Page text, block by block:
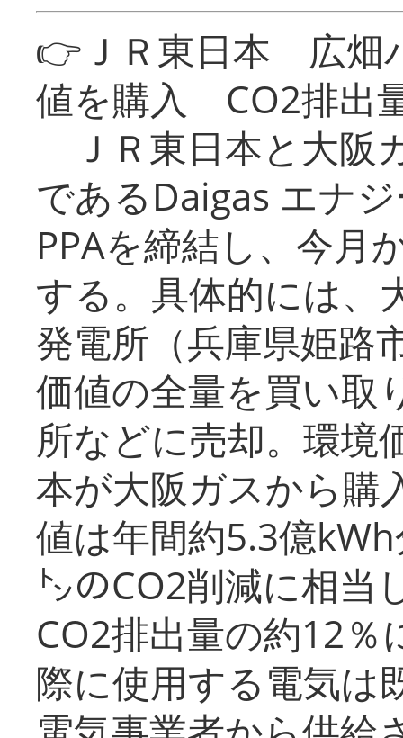
👉ＪＲ東日本 広畑
値を購入 CO2排出
ＪＲ東日本と大阪
であるDaigas エナ
PPAを締結し、今月
する。具体的には、
発電所（兵庫県姫路
価値の全量を買い取
所などに売却。環境
本が大阪ガスから購
値は年間約5.3億
㌧のCO2削減に相当
CO2排出量の約12％
際に使用する電気は